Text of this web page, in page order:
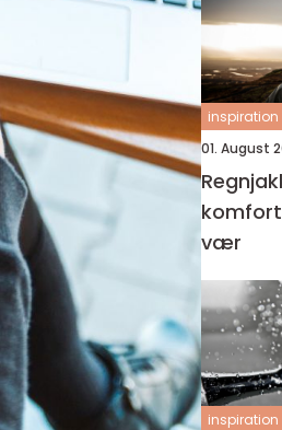
inspiration
01. August
Regnjakke
vær
inspiration